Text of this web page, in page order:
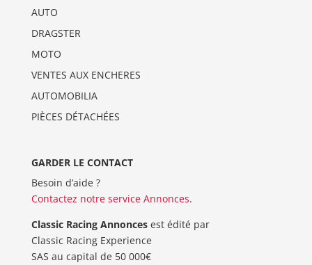
AUTO
DRAGSTER
MOTO
VENTES AUX ENCHERES
AUTOMOBILIA
PIÈCES DÉTACHÉES
GARDER LE CONTACT
Besoin d’aide ?
Contactez notre service Annonces.
Classic Racing Annoncesest édité par
Classic Racing Experience
SAS au capital de 50 000€